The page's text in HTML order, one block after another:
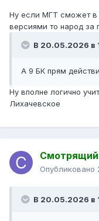
Ну если МГТ сможет в
версиями то народ за
В 20.05.2026 в
А 9 БК прям
Ну вполне логично
Лихачевское
Смотрящий
Опубликовано
В 20.05.2026 в